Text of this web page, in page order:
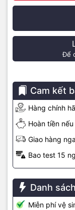
Để
Cam kết
Hàng chính
Hoàn tiền
Giao hàng
Bao test 15
Danh
Miễn phí vệ
Công nghệ
sinh sôi của chúng
có thể được giặt
không làm mất đi
Chất liệu thân thiện
Được làm từ nhựa